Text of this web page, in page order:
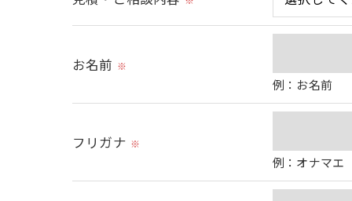
＜個人情報の委託について＞
当社では、利用目的の達成に必要な範囲
これらの委託先に対しては個人情報保護契
＜個人情報の安全管理＞
当社では、個人情報の漏洩等がなされない
＜個人情報を与えなかった場合に生じる結
お名前 ※
例：お名前
フリガナ ※
例：オナマエ